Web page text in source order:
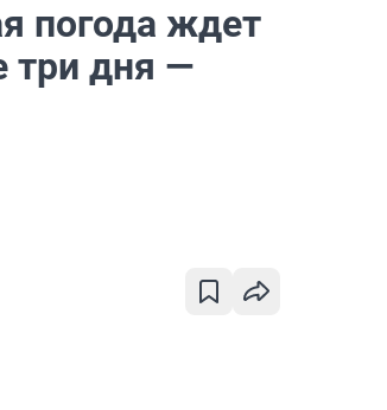
погода ждет
три дня —